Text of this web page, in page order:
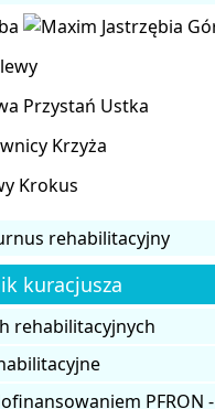
rehabilitacyjny
kuracjusza
rehabilitacyjnych
PFRON -